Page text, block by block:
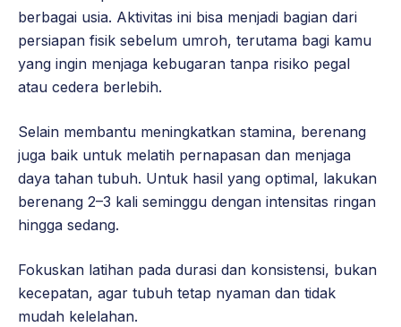
berbagai usia. Aktivitas ini bisa menjadi bagian dari
persiapan fisik sebelum umroh, terutama bagi kamu
yang ingin menjaga kebugaran tanpa risiko pegal
atau cedera berlebih.
Selain membantu meningkatkan stamina, berenang
juga baik untuk melatih pernapasan dan menjaga
daya tahan tubuh. Untuk hasil yang optimal, lakukan
berenang 2–3 kali seminggu dengan intensitas ringan
hingga sedang.
Fokuskan latihan pada durasi dan konsistensi, bukan
kecepatan, agar tubuh tetap nyaman dan tidak
mudah kelelahan.